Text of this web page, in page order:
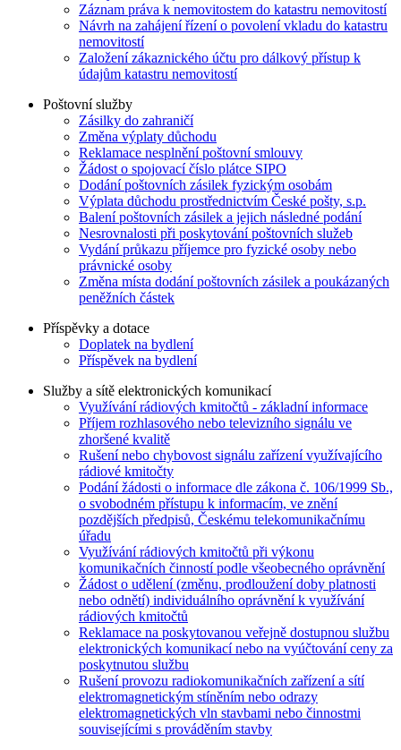
Záznam práva k nemovitostem do katastru nemovitostí
Návrh na zahájení řízení o povolení vkladu do katastru
nemovitostí
Založení zákaznického účtu pro dálkový přístup k
údajům katastru nemovitostí
Poštovní služby
Zásilky do zahraničí
Změna výplaty důchodu
Reklamace nesplnění poštovní smlouvy
Žádost o spojovací číslo plátce SIPO
Dodání poštovních zásilek fyzickým osobám
Výplata důchodu prostřednictvím České pošty, s.p.
Balení poštovních zásilek a jejich následné podání
Nesrovnalosti při poskytování poštovních služeb
Vydání průkazu příjemce pro fyzické osoby nebo
právnické osoby
Změna místa dodání poštovních zásilek a poukázaných
peněžních částek
Příspěvky a dotace
Doplatek na bydlení
Příspěvek na bydlení
Služby a sítě elektronických komunikací
Využívání rádiových kmitočtů - základní informace
Příjem rozhlasového nebo televizního signálu ve
zhoršené kvalitě
Rušení nebo chybovost signálu zařízení využívajícího
rádiové kmitočty
Podání žádosti o informace dle zákona č. 106/1999 Sb.,
o svobodném přístupu k informacím, ve znění
pozdějších předpisů, Českému telekomunikačnímu
úřadu
Využívání rádiových kmitočtů při výkonu
komunikačních činností podle všeobecného oprávnění
Žádost o udělení (změnu, prodloužení doby platnosti
nebo odnětí) individuálního oprávnění k využívání
rádiových kmitočtů
Reklamace na poskytovanou veřejně dostupnou službu
elektronických komunikací nebo na vyúčtování ceny za
poskytnutou službu
Rušení provozu radiokomunikačních zařízení a sítí
elektromagnetickým stíněním nebo odrazy
elektromagnetických vln stavbami nebo činnostmi
souvisejícími s prováděním stavby